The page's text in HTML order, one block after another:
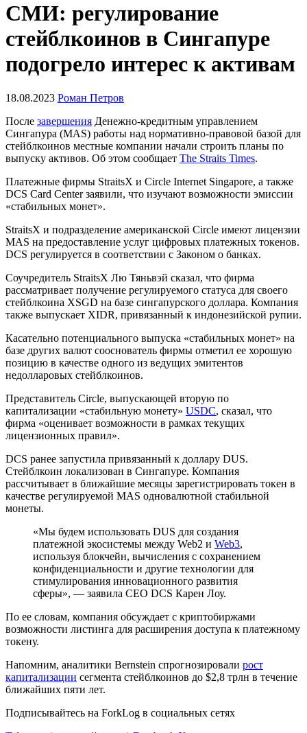
СМИ: регулирование
стейблкоинов в Сингапуре
подогрело интерес к активам
18.08.2023 Роман Петров
После завершения Денежно-кредитным управлением
Сингапура (MAS) работы над нормативно-правовой базой для
стейблкоинов местные компании начали строить планы по
выпуску активов. Об этом сообщает The Straits Times.
Платежные фирмы StraitsX и Circle Internet Singapore, а также
DCS Card Center заявили, что изучают возможности эмиссии
«стабильных монет».
StraitsX и подразделение американской Circle имеют лицензии
MAS на предоставление услуг цифровых платежных токенов.
DCS регулируется в соответствии с Законом о банках.
Соучредитель StraitsX Лю Тяньвэй сказал, что фирма
рассматривает получение регулируемого статуса для своего
стейблкоина XSGD на базе сингапурского доллара. Компания
также выпускает XIDR, привязанный к индонезийской рупии.
Касательно потенциального выпуска «стабильных монет» на
базе других валют сооснователь фирмы отметил ее хорошую
позицию в качестве одного из ведущих эмитентов
недолларовых стейблкоинов.
Представитель Circle, выпускающей вторую по
капитализации «стабильную монету» USDC, сказал, что
фирма «оценивает возможности в рамках текущих
лицензионных правил».
DCS ранее запустила привязанный к доллару DUS.
Стейблкоин локализован в Сингапуре. Компания
рассчитывает в ближайшие месяцы зарегистрировать токен в
качестве регулируемой MAS одновалютной стабильной
монеты.
«Мы будем использовать DUS для создания
платежной экосистемы между Web2 и Web3,
используя блокчейн, вычисления с сохранением
конфиденциальности и другие технологии для
стимулирования инновационного развития
сферы», — заявила CEO DCS Карен Лоу.
По ее словам, компания обсуждает с криптобиржами
возможности листинга для расширения доступа к платежному
токену.
Напомним, аналитики Bernstein спрогнозировали рост
капитализации сегмента стейблкоинов до $2,8 трлн в течение
ближайших пяти лет.
Подписывайтесь на ForkLog в социальных сетях